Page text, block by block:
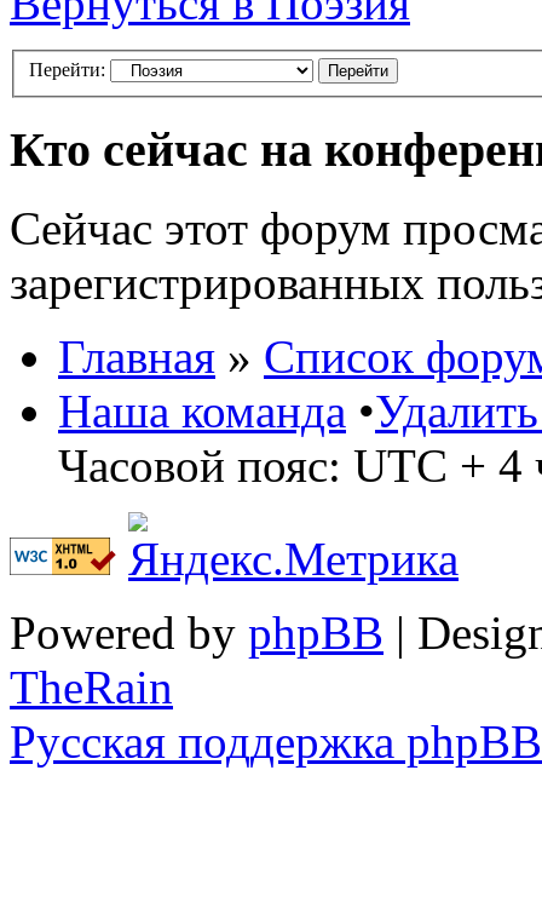
Перейти:
Кто сейчас на
Сейчас этот форум
зарегистрированных
Главная » Список
Наша команда •
Часовой пояс: UTC + 4
Powered by phpBB |
TheRain
Русская поддержка phpBB